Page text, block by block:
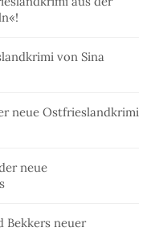
von Sina
neue Ostfrieslandkrimi
neue
Bekkers neuer